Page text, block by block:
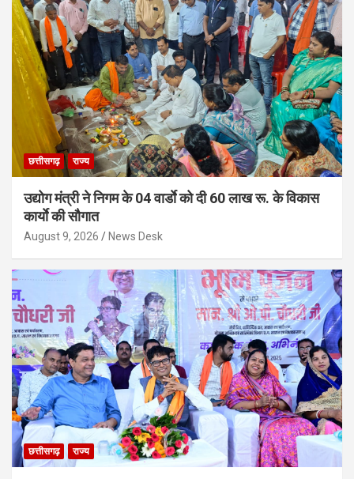
छत्तीसगढ़ राज्य
उद्योग मंत्री ने निगम के 04 वार्डाे को दी 60 लाख रू. के विकास
कार्याे की सौगात
August 9, 2026 News Desk
छत्तीसगढ़ राज्य